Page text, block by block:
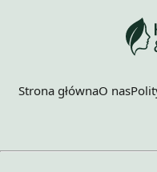
Strona głównaO nas